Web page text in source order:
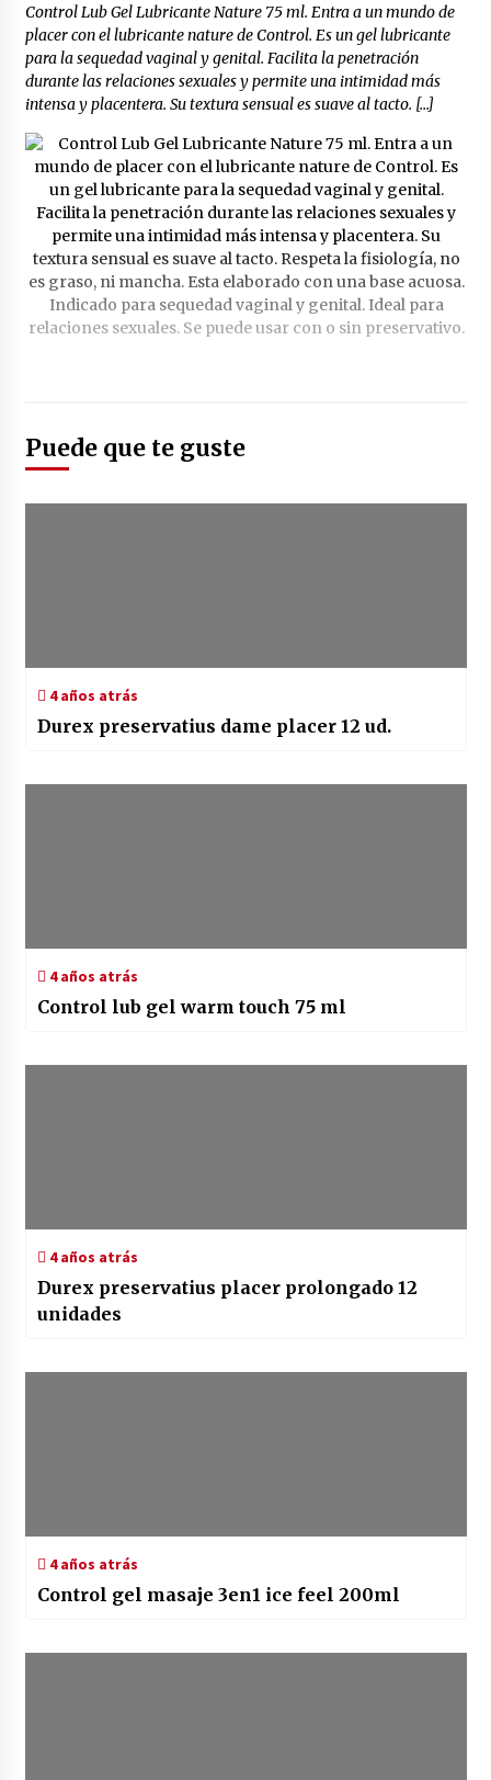
Control Lub Gel Lubricante Nature 75 ml. Entra a un mundo de
placer con el lubricante nature de Control. Es un gel lubricante
para la sequedad vaginal y genital. Facilita la penetración
durante las relaciones sexuales y permite una intimidad más
intensa y placentera. Su textura sensual es suave al tacto. […]
Puede que te guste
4 años atrás
Durex preservatius dame placer 12 ud.
4 años atrás
Control lub gel warm touch 75 ml
4 años atrás
Durex preservatius placer prolongado 12
unidades
4 años atrás
Control gel masaje 3en1 ice feel 200ml